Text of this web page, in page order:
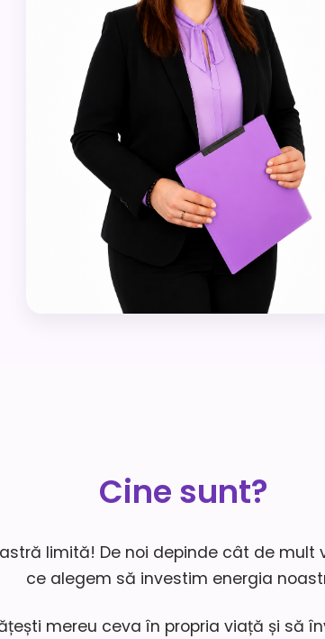
Cine sunt?
limită! De noi depinde cât de mult
ce alegem să investim energia
mereu ceva în propria viață și să